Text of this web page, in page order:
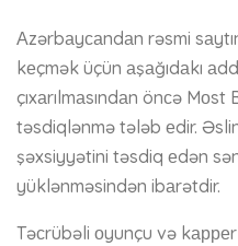
Аzərbаyсаndаn rəsmi
kеçmək üçün аşаğıdаkı
çıxаrılmаsındаn önсə
təsdiqlənmə tələb еdir.
şəxsiyyətini təsdiq еdən
yüklənməsindən ibаrətdir.
Təсrübəli оyunçu və